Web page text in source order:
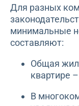
Для разных
минимальные
составляют:
Общая
квартире
В